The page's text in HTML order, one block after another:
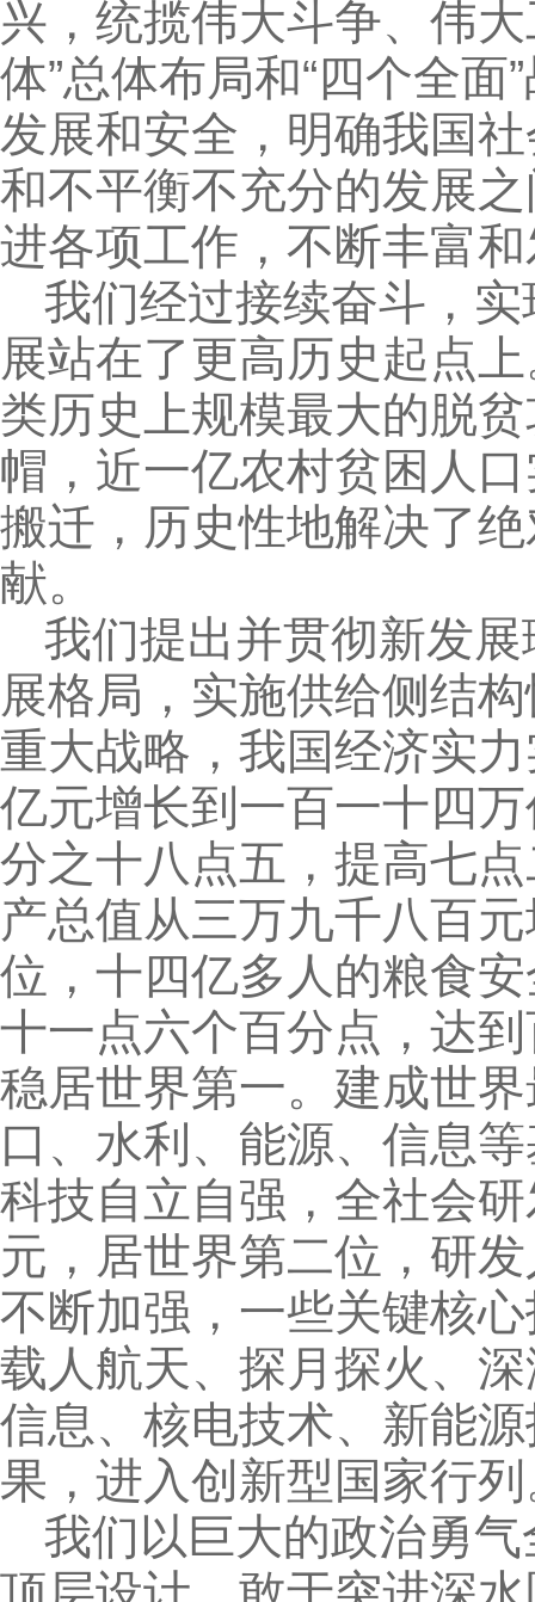
兴，统揽伟大斗争、伟
体”总体布局和“四个全
发展和安全，明确我国
和不平衡不充分的发展
进各项工作，不断丰富
我们经过接续奋斗，
展站在了更高历史起点
类历史上规模最大的脱
帽，近一亿农村贫困人
搬迁，历史性地解决了
献。
我们提出并贯彻新发
展格局，实施供给侧结
重大战略，我国经济实
亿元增长到一百一十四
分之十八点五，提高七
产总值从三万九千八百
位，十四亿多人的粮食
十一点六个百分点，达
稳居世界第一。建成世
口、水利、能源、信息
科技自立自强，全社会
元，居世界第二位，研
不断加强，一些关键核
载人航天、探月探火、
信息、核电技术、新能
果，进入创新型国家行
我们以巨大的政治勇